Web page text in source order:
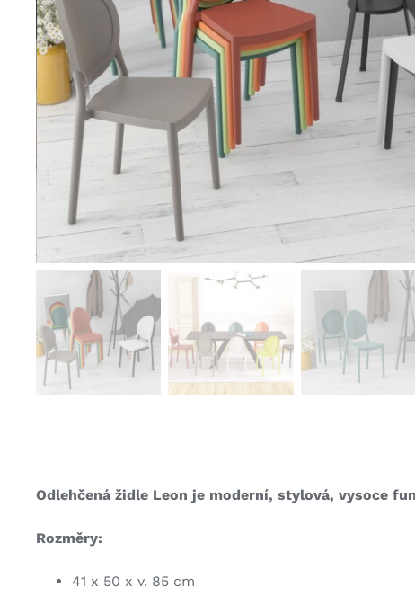
Odlehčená židle Leon je moderní, stylová, vysoce
Rozměry:
41 x 50 x v. 85 cm